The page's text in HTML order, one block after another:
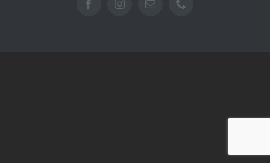
FacebookInstagramEmail